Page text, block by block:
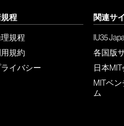
程
規程
規約
イバシー
関連サ
IU35
各国版
日本MIT
MITベ
ム